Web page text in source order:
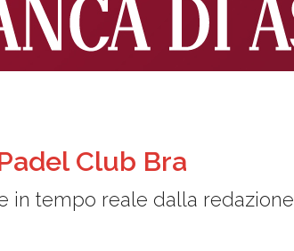
Club Bra
in tempo reale dalla redazione